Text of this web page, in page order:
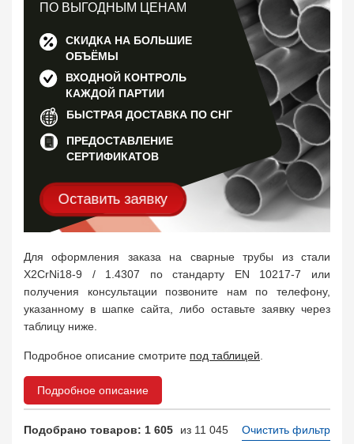
ПО ВЫГОДНЫМ ЦЕНАМ
СКИДКА НА БОЛЬШИЕ
ОБЪЁМЫ
ВХОДНОЙ КОНТРОЛЬ
КАЖДОЙ ПАРТИИ
БЫСТРАЯ ДОСТАВКА ПО СНГ
ПРЕДОСТАВЛЕНИЕ
СЕРТИФИКАТОВ
Оставить заявку
Для оформления заказа на сварные трубы из стали
X2CrNi18-9 / 1.4307 по стандарту EN 10217-7 или
получения консультации позвоните нам по телефону,
указанному в шапке сайта, либо оставьте заявку через
таблицу ниже.
Подробное описание смотрите под таблицей
Подробное описание
Подобрано товаров: 1 605 из 11 045 Очистить фильтр